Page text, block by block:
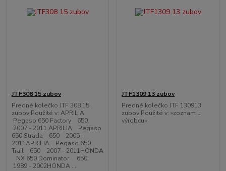
JTF308 15 zubov
Predné kolečko JTF 308 15
zubov Použité v: APRILIA
Pegaso 650 Factory 650
2007 - 2011 APRILIA Pegaso
650 Strada 650 2005 -
2011APRILIA Pegaso 650
Trail 650 2007 - 2011HONDA
NX 650 Dominator 650
1989 - 2002HONDA ...
JTF1309 13 zubov
Predné kolečko JTF 130913
zubov Použité v: »zoznam u
výrobcu«